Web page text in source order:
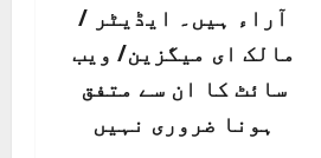
آراء ہیں۔ ایڈیٹر /
مالک ای میگزین/ ویب
سائٹ کا ان سے متفق
ہونا ضروری نہیں